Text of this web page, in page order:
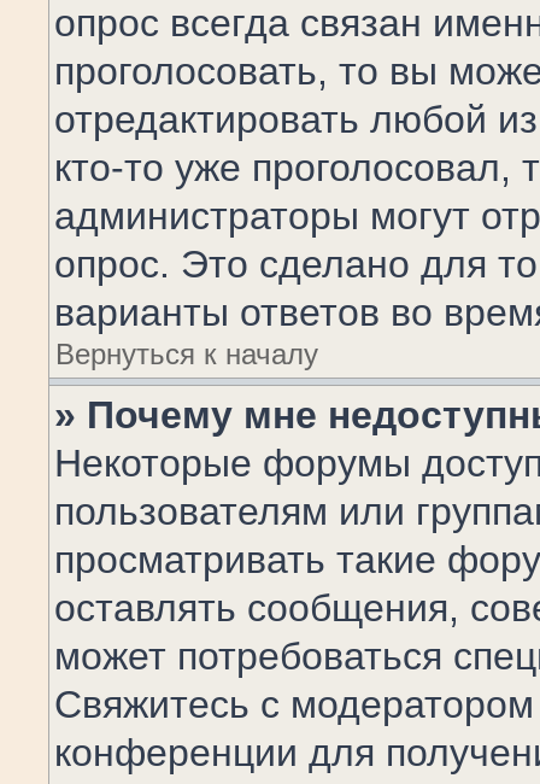
опрос всегда связан
проголосовать, то вы
отредактировать любой
кто-то уже проголосовал,
администраторы могут
опрос. Это сделано для
варианты ответов во
Вернуться к началу
» Почему мне
Некоторые форумы
пользователям или
просматривать такие
оставлять сообщения,
может потребоваться
Свяжитесь с
конференции для